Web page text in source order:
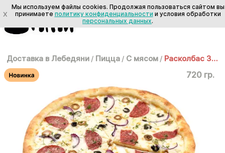
Доставка в Лебедяни / Пицца / С мясом / Расколбас 35 см
720 гр.
X
Мы используем файлы cookies. Продолжая пользоваться сайтом вы
принимаете политику конфиденциальности и условия обработки
персональных данных.